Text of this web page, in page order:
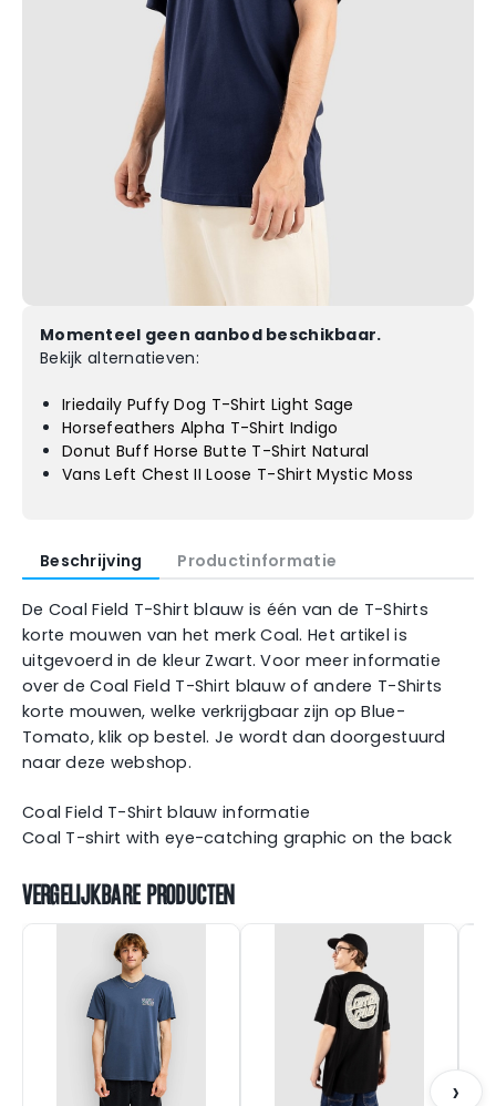
Momenteel geen aanbod beschikbaar.
Bekijk alternatieven:
Iriedaily Puffy Dog T-Shirt Light Sage
Horsefeathers Alpha T-Shirt Indigo
Donut Buff Horse Butte T-Shirt Natural
Vans Left Chest II Loose T-Shirt Mystic Moss
Beschrijving Productinformatie
De Coal Field T-Shirt blauw is één van de T-Shirts
korte mouwen van het merk Coal. Het artikel is
uitgevoerd in de kleur Zwart. Voor meer informatie
over de Coal Field T-Shirt blauw of andere T-Shirts
korte mouwen, welke verkrijgbaar zijn op Blue-
Tomato, klik op bestel. Je wordt dan doorgestuurd
naar deze webshop.
Coal Field T-Shirt blauw informatie
Coal T-shirt with eye-catching graphic on the back
VERGELIJKBARE PRODUCTEN
›